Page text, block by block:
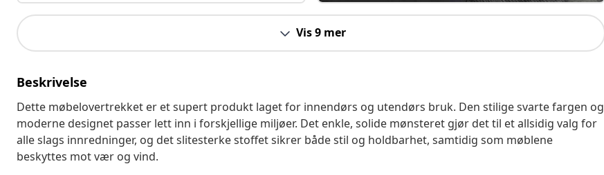
Vis 9 mer
Beskrivelse
Dette møbelovertrekket er et supert produkt laget for innendørs og utendørs bruk. Den stilige svarte fargen og
moderne designet passer lett inn i forskjellige miljøer. Det enkle, solide mønsteret gjør det til et allsidig valg for
alle slags innredninger, og det slitesterke stoffet sikrer både stil og holdbarhet, samtidig som møblene
beskyttes mot vær og vind.